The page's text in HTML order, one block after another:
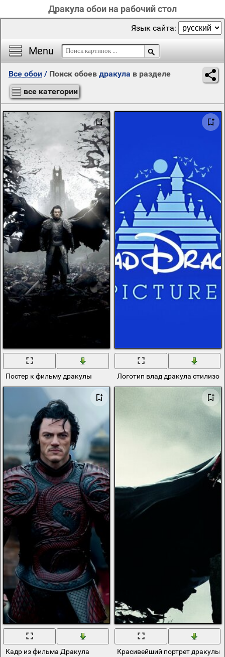
Дракула обои на рабочий стол
Menu
Язык сайта:
Все обои / Поиск обоев дракула в разделе
все категории
Постер к фильму дракулы Логотип влад дракула
Кадр из фильма Дракула Красивейший портрет дракулы